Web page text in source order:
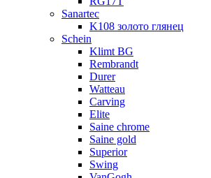
Sanartec
K108 золото глянец
Schein
Klimt BG
Rembrandt
Durer
Watteau
Carving
Elite
Saine chrome
Saine gold
Superior
Swing